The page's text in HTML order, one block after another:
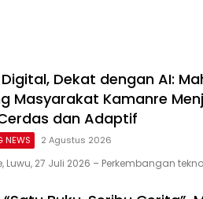
Dekat dengan AI:
Masyarakat Kamanre
dan Adaptif
NEWS 2 Agustus 2026
Luwu, 27 Juli 2026 – Perkembangan